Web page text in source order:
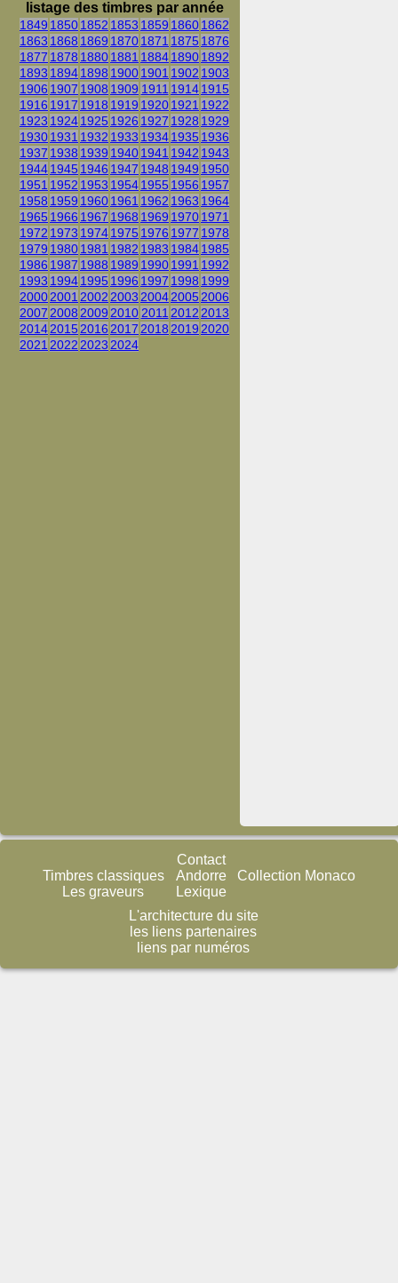
listage des timbres par année
1849 18501852 1853 1859 18601862
1863 1868 1869 18701871 1875 1876
1877 1878 18801881 188418901892
1893 18941898 19001901 1902 1903
1906 1907 1908 1909 1911 19141915
1916 1917 1918 1919 19201921 1922
1923 19241925 1926 1927 1928 1929
19301931 1932 1933 19341935 1936
1937 1938 1939 19401941 1942 1943
19441945 1946 1947 1948 1949 1950
1951 1952 1953 19541955 1956 1957
1958 1959 19601961 1962 1963 1964
1965 1966 1967 1968 1969 19701971
1972 1973 19741975 1976 1977 1978
1979 19801981 1982 1983 19841985
1986 1987 1988 1989 19901991 1992
1993 19941995 1996 1997 1998 1999
2000200120022003200420052006
2007200820092010201120122013
2014201520162017201820192020
2021202220232024
Timbres classiques
Les graveurs
Contact
Andorre
Lexique
Collection Monaco
L'architecture du site
les liens partenaires
liens par numéros